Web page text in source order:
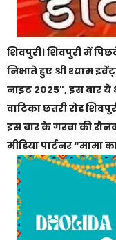
शिवपुरी। शिवपुरी में
निभाते हुए श्री श्याम
नाइट 2025", इस बार
वाटिका छतरी रोड
इस बार के गरबा की
मीडिया पार्टनर “मामा